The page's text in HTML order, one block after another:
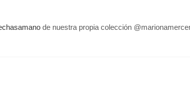
de nuestra propia colección